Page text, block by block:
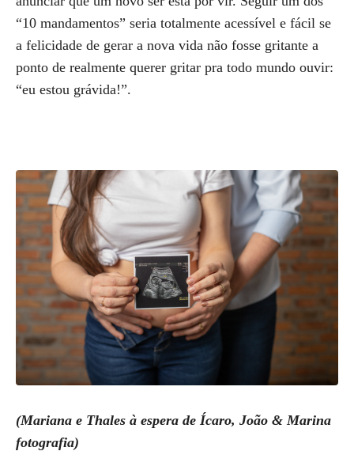
“10 mandamentos” seria totalmente acessível e fácil se
a felicidade de gerar a nova vida não fosse gritante a
ponto de realmente querer gritar pra todo mundo ouvir:
“eu estou grávida!”.
(Mariana e Thales à espera de Ícaro, João & Marina
fotografia)